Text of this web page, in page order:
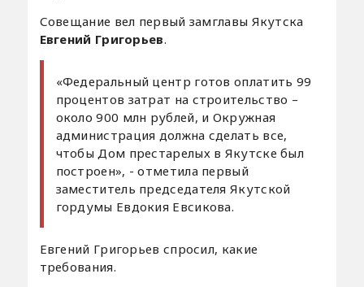
Совещание вел первый замглавы Якутска
Евгений Григорьев.
«Федеральный центр готов оплатить 99
процентов затрат на строительство –
около 900 млн рублей, и Окружная
администрация должна сделать все,
чтобы Дом престарелых в Якутске был
построен», - отметила первый
заместитель председателя Якутской
гордумы Евдокия Евсикова.
Евгений Григорьев спросил, какие
требования.